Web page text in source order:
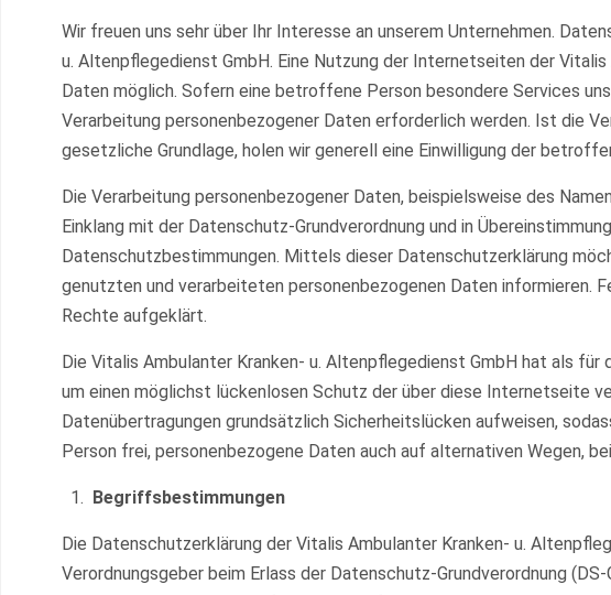
Wir freuen uns sehr über Ihr Interesse an unserem Unternehmen.
u. Altenpflegedienst GmbH. Eine Nutzung der Internetseiten der
Daten möglich. Sofern eine betroffene Person besondere Services
Verarbeitung personenbezogener Daten erforderlich werden. Ist die
gesetzliche Grundlage, holen wir generell eine Einwilligung der
Die Verarbeitung personenbezogener Daten, beispielsweise des
Einklang mit der Datenschutz-Grundverordnung und in
Datenschutzbestimmungen. Mittels dieser Datenschutzerklärung
genutzten und verarbeiteten personenbezogenen Daten informieren.
Rechte aufgeklärt.
Die Vitalis Ambulanter Kranken- u. Altenpflegedienst GmbH hat als
um einen möglichst lückenlosen Schutz der über diese Internetseite
Datenübertragungen grundsätzlich Sicherheitslücken aufweisen,
Person frei, personenbezogene Daten auch auf alternativen Wegen,
Begriffsbestimmungen
Die Datenschutzerklärung der Vitalis Ambulanter Kranken- u.
Verordnungsgeber beim Erlass der Datenschutz-Grundverordnung